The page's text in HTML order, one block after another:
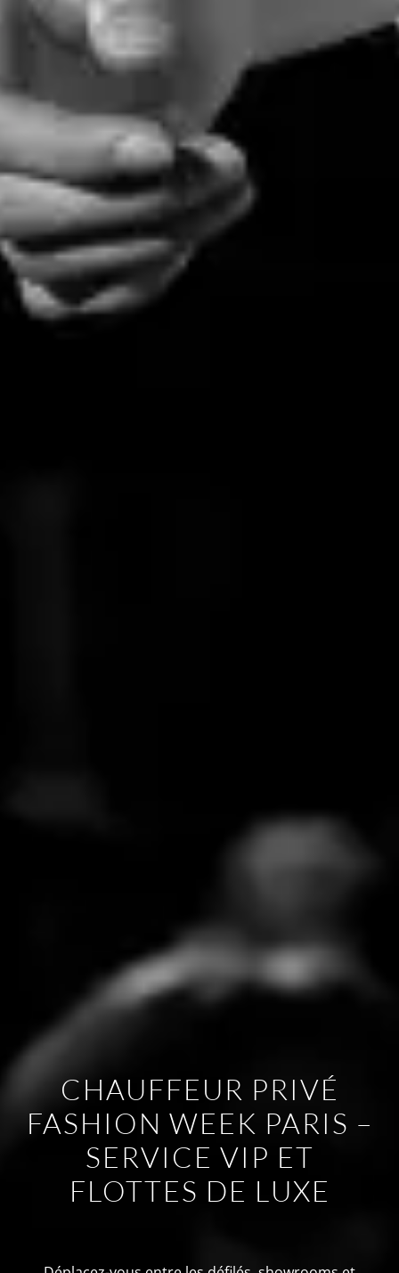
CHAUFFEUR PRIVÉ
FASHION WEEK PARIS –
SERVICE VIP ET
FLOTTES DE LUXE